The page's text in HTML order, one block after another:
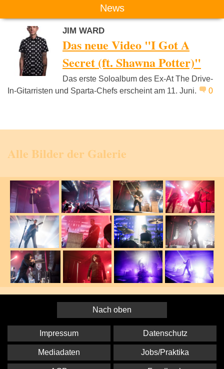
News
JIM WARD
Das neue Video "I Got A
Secret (ft. Shawna Potter)"
Das erste Soloalbum des Ex-At The Drive-
In-Gitarristen und Sparta-Chefs erscheint am 11. Juni.
0
Alle Bilder der Galerie
Nach oben
Impressum Datenschutz
Mediadaten Jobs/Praktika